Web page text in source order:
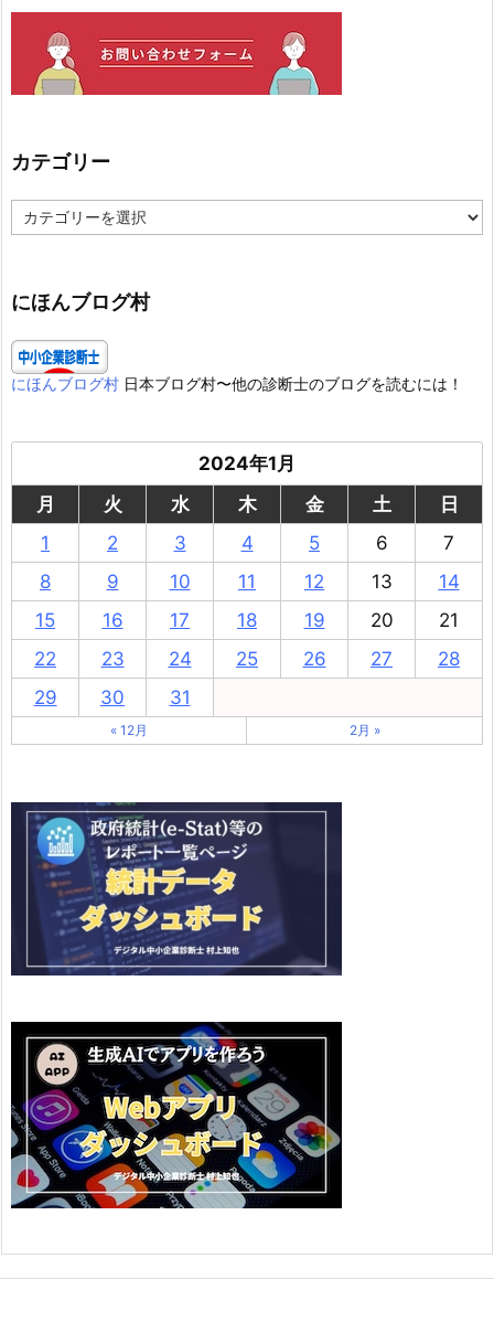
カテゴリー
テ
ー
にほんブログ村
にほんブログ村 日本ブログ村〜他の診断士のブログを読むには！
2024年1月
月
火 水 木 金 土
日
1
2 3 4 5 6
7
8
9 10 11 12 13
14
15
16 17 18 19 20
21
22
23 24 25 26 27
28
29
30 31
« 12月 2月 »